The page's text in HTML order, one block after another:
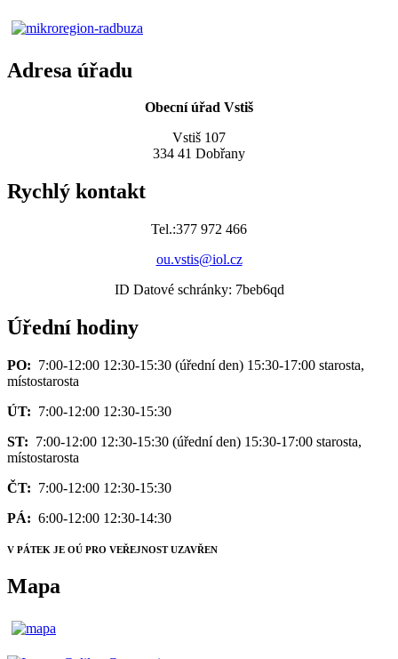
Adresa úřadu
Obecní úřad Vstiš
Vstiš 107
334 41 Dobřany
Rychlý kontakt
Tel.:377 972 466
ou.vstis@iol.cz
ID Datové schránky: 7beb6qd
Úřední hodiny
PO: 7:00-12:00 12:30-15:30 (úřední den) 15:30-17:00 starosta,
místostarosta
ÚT: 7:00-12:00 12:30-15:30
ST: 7:00-12:00 12:30-15:30 (úřední den) 15:30-17:00 starosta,
místostarosta
ČT: 7:00-12:00 12:30-15:30
PÁ: 6:00-12:00 12:30-14:30
V PÁTEK JE OÚ PRO VEŘEJNOST UZAVŘEN
Mapa